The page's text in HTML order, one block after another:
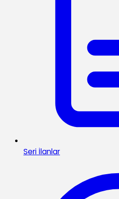
Seri İlanlar